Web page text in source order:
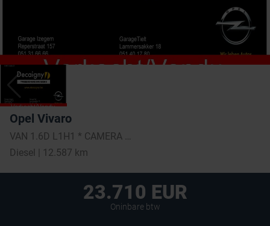
Opel Vivaro
Diesel | 12.587 km
23.710 EUR
Oninbare btw